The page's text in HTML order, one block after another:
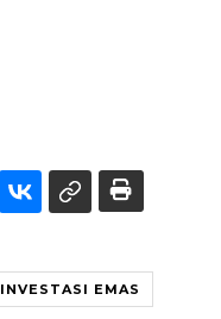
INVESTASI EMAS